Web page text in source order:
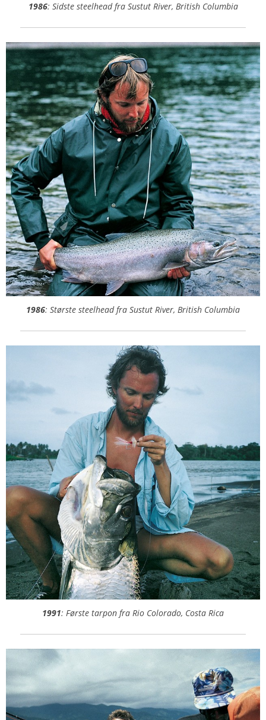
1986: Sidste steelhead fra Sustut River, British Columbia
1986: Største steelhead fra Sustut River, British Columbia
1991: Første tarpon fra Rio Colorado, Costa Rica